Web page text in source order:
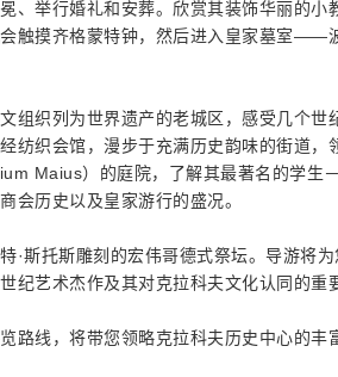
、举行婚礼和安葬。欣赏其装饰华丽的小
触摸齐格蒙特钟，然后进入皇家墓室——
组织列为世界遗产的老城区，感受几个世
纺织会馆，漫步于充满历史韵味的街道，
Maius）的庭院，了解其最著名的学生
会历史以及皇家游行的盛况。
·斯托斯雕刻的宏伟哥德式祭坛。导游将
纪艺术杰作及其对克拉科夫文化认同的重
路线，将带您领略克拉科夫历史中心的丰